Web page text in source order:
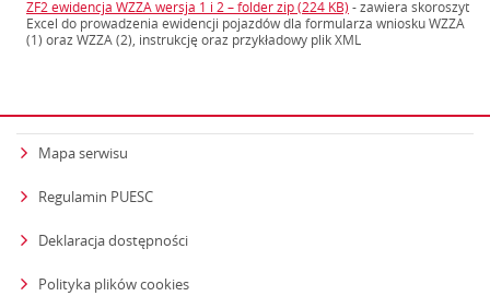
ZF2 ewidencja WZZA wersja 1 i 2 – folder zip (224 KB) - zawiera skoroszyt
Excel do prowadzenia ewidencji pojazdów dla formularza wniosku WZZA
(1) oraz WZZA (2), instrukcję oraz przykładowy plik XML
Mapa serwisu
Regulamin PUESC
Deklaracja dostępności
Polityka plików cookies